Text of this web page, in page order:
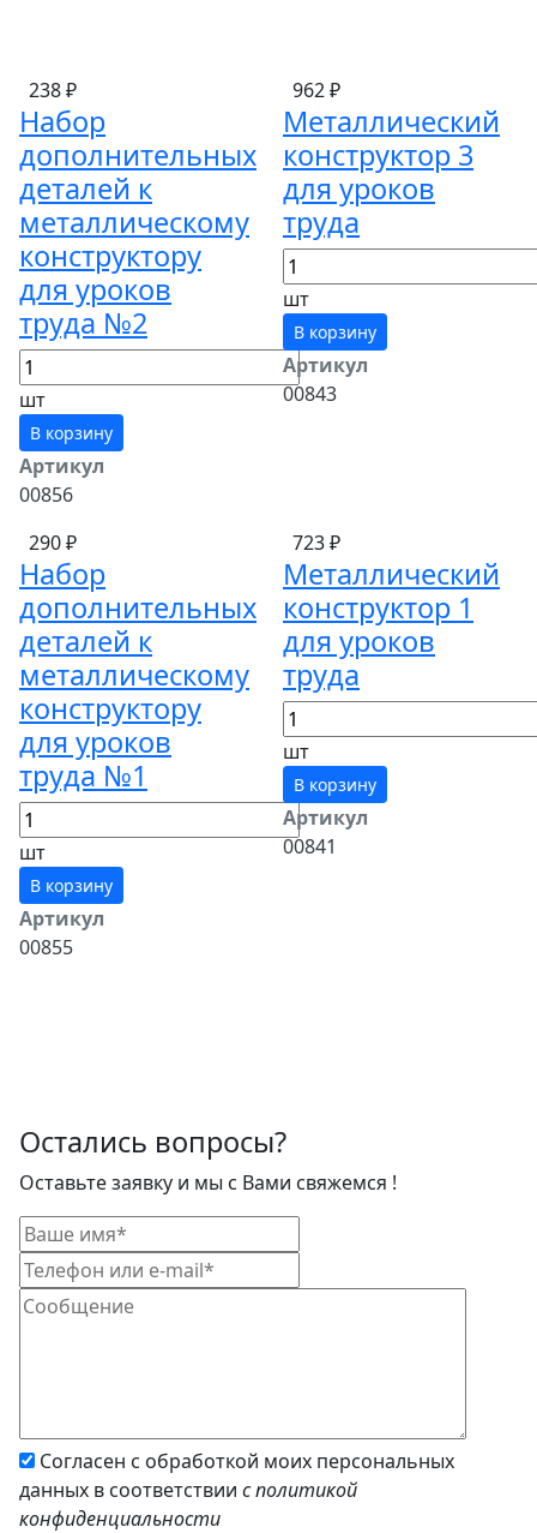
238 ₽
Набор
дополнительных
деталей к
металлическому
конструктору
для уроков
труда №2
шт
В корзину
Артикул
00856
962 ₽
Металлический
конструктор 3
для уроков
труда
шт
В корзину
Артикул
00843
290 ₽
Набор
дополнительных
деталей к
металлическому
конструктору
для уроков
труда №1
шт
В корзину
Артикул
00855
723 ₽
Металлический
конструктор 1
для уроков
труда
шт
В корзину
Артикул
00841
Остались вопросы?
Оставьте заявку и мы с Вами свяжемся !
Согласен с обработкой моих персональных
данных в соответствии с политикой
конфиденциальности